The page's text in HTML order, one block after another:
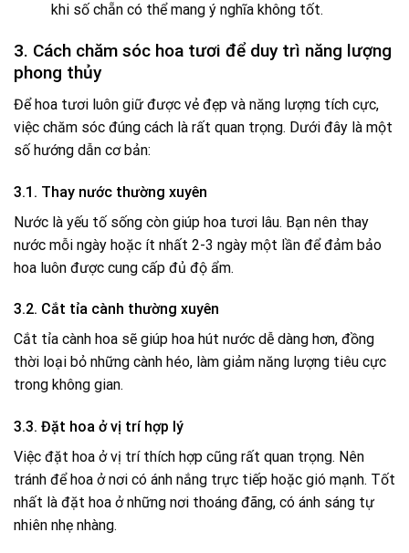
khi số chẵn có thể mang ý nghĩa không tốt.
3. Cách chăm sóc hoa tươi để duy trì năng lượng
phong thủy
Để hoa tươi luôn giữ được vẻ đẹp và năng lượng tích cực,
việc chăm sóc đúng cách là rất quan trọng. Dưới đây là một
số hướng dẫn cơ bản:
3.1. Thay nước thường xuyên
Nước là yếu tố sống còn giúp hoa tươi lâu. Bạn nên thay
nước mỗi ngày hoặc ít nhất 2-3 ngày một lần để đảm bảo
hoa luôn được cung cấp đủ độ ẩm.
3.2. Cắt tỉa cành thường xuyên
Cắt tỉa cành hoa sẽ giúp hoa hút nước dễ dàng hơn, đồng
thời loại bỏ những cành héo, làm giảm năng lượng tiêu cực
trong không gian.
3.3. Đặt hoa ở vị trí hợp lý
Việc đặt hoa ở vị trí thích hợp cũng rất quan trọng. Nên
tránh để hoa ở nơi có ánh nắng trực tiếp hoặc gió mạnh. Tốt
nhất là đặt hoa ở những nơi thoáng đãng, có ánh sáng tự
nhiên nhẹ nhàng.